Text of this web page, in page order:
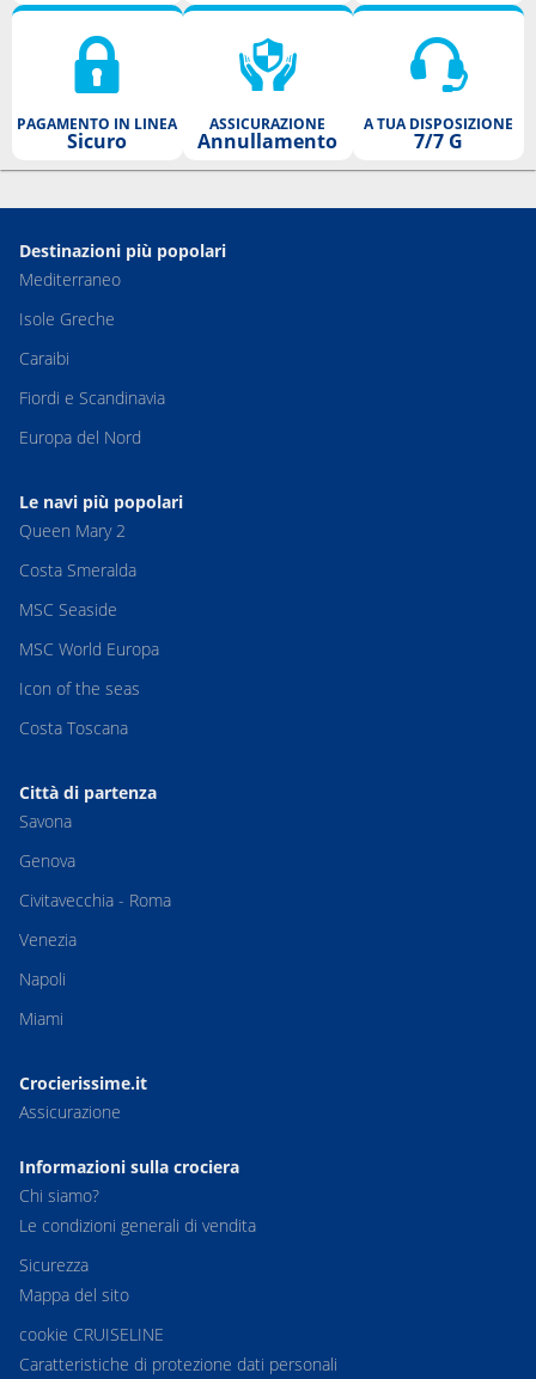
PAGAMENTO IN LINEA
Sicuro
ASSICURAZIONE
Annullamento
A TUA DISPOSIZIONE
7/7 G
Destinazioni più popolari
Mediterraneo
Isole Greche
Caraibi
Fiordi e Scandinavia
Europa del Nord
Le navi più popolari
Queen Mary 2
Costa Smeralda
MSC Seaside
MSC World Europa
Icon of the seas
Costa Toscana
Città di partenza
Savona
Genova
Civitavecchia - Roma
Venezia
Napoli
Miami
Crocierissime.it
Assicurazione
Informazioni sulla crociera
Chi siamo?
Le condizioni generali di vendita
Sicurezza
Mappa del sito
cookie CRUISELINE
Caratteristiche di protezione dati personali